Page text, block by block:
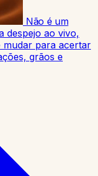
Não é um
despejo ao vivo,
mudar para acertar
grãos e